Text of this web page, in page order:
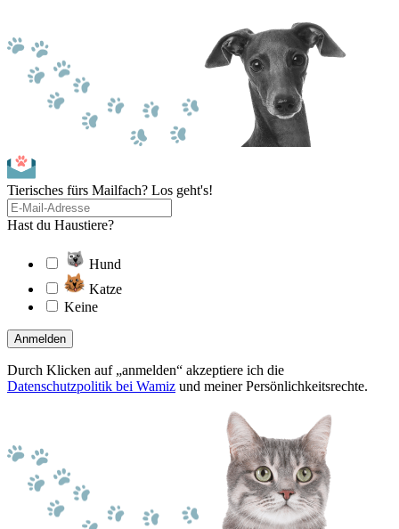
Tierisches fürs Mailfach? Los geht's!
Hast du Haustiere?
Hund
Katze
Keine
Anmelden
Durch Klicken auf „anmelden“ akzeptiere ich die
Datenschutzpolitik bei Wamiz und meiner Persönlichkeitsrechte.